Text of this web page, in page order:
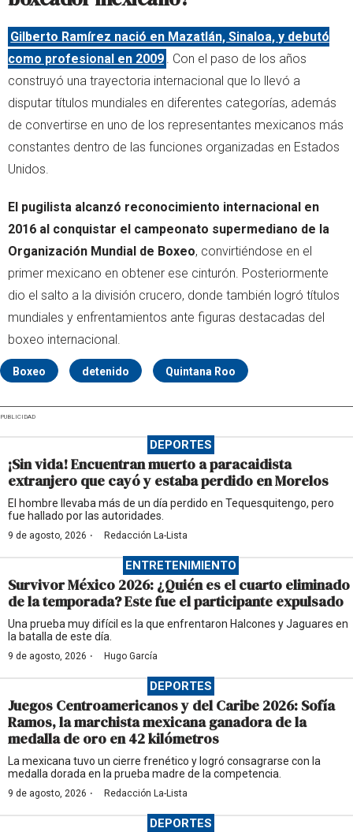
Gilberto Ramírez nació en Mazatlán, Sinaloa, y debutó
como profesional en 2009 . Con el paso de los años
construyó una trayectoria internacional que lo llevó a
disputar títulos mundiales en diferentes categorías, además
de convertirse en uno de los representantes mexicanos más
constantes dentro de las funciones organizadas en Estados
Unidos.
El pugilista alcanzó reconocimiento internacional en
2016 al conquistar el campeonato supermediano de la
Organización Mundial de Boxeo, convirtiéndose en el
primer mexicano en obtener ese cinturón. Posteriormente
dio el salto a la división crucero, donde también logró títulos
mundiales y enfrentamientos ante figuras destacadas del
boxeo internacional.
Boxeo detenido Quintana Roo
PUBLICIDAD
DEPORTES
¡Sin vida! Encuentran muerto a paracaidista
extranjero que cayó y estaba perdido en Morelos
El hombre llevaba más de un día perdido en Tequesquitengo, pero
fue hallado por las autoridades.
9 de agosto, 2026 · Redacción La-Lista
ENTRETENIMIENTO
Survivor México 2026: ¿Quién es el cuarto eliminado
de la temporada? Este fue el participante expulsado
Una prueba muy difícil es la que enfrentaron Halcones y Jaguares en
la batalla de este día.
9 de agosto, 2026 · Hugo García
DEPORTES
Juegos Centroamericanos y del Caribe 2026: Sofía
Ramos, la marchista mexicana ganadora de la
medalla de oro en 42 kilómetros
La mexicana tuvo un cierre frenético y logró consagrarse con la
medalla dorada en la prueba madre de la competencia.
9 de agosto, 2026 · Redacción La-Lista
DEPORTES